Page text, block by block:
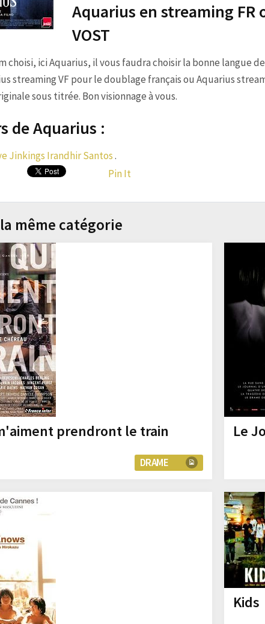
Aquarius en streaming FR
VOST
choisi, ici Aquarius, il vous faudra choisir la bonne langue
streaming VF pour le doublage français ou Aquarius
sous titrée. Bon visionnage à vous.
de Aquarius :
Jinkings Irandhir Santos.
Pin It
même catégorie
prendront le train
DRAME
Le
Kids